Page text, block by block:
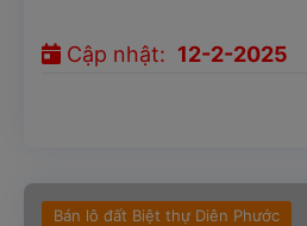
Cập nhật: 12-2-2025
Bán lô đất Biệt thự Diên Phước